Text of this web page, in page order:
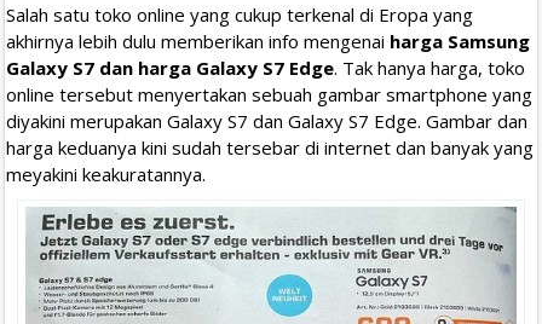
Salah satu toko online yang cukup terkenal di Eropa yang
akhirnya lebih dulu memberikan info mengenai harga Samsung
Galaxy S7 dan harga Galaxy S7 Edge. Tak hanya harga, toko
online tersebut menyertakan sebuah gambar smartphone yang
diyakini merupakan Galaxy S7 dan Galaxy S7 Edge. Gambar dan
harga keduanya kini sudah tersebar di internet dan banyak yang
meyakini keakuratannya.